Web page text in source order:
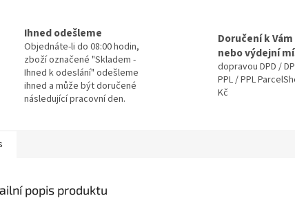
Ihned odešleme
Objednáte-li do 08:00 hodin,
zboží označené "Skladem -
Ihned k odeslání" odešleme
ihned a může být doručené
následující pracovní den.
Doručení k
nebo výdejní
dopravou DPD /
PPL / PPL
Kč
popis produktu